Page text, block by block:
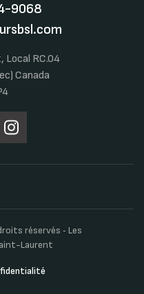
9068
Local RC.04
Canada
réservés ‐ Les
Laurent